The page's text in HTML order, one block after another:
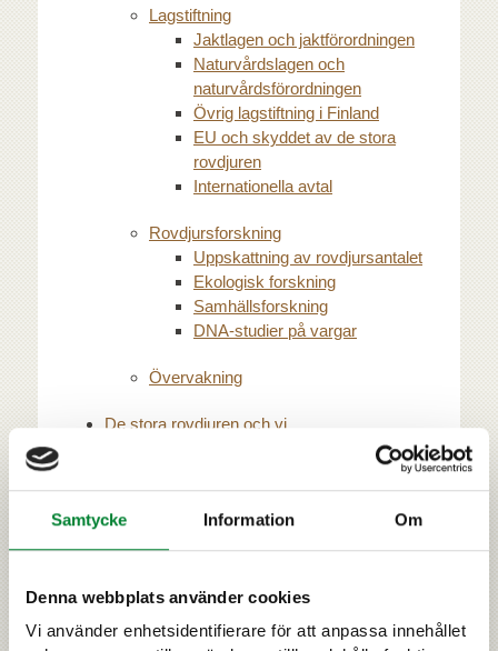
Samtycke Information Om
Denna webbplats använder cookies
Vi använder enhetsidentifierare för att anpassa innehållet
Lagstiftning
Jaktlagen och jaktförordningen
Naturvårdslagen och
naturvårdsförordningen
Övrig lagstiftning i Finland
EU och skyddet av de stora
rovdjuren
Internationella avtal
Rovdjursforskning
Uppskattning av rovdjursantalet
Ekologisk forskning
Samhällsforskning
DNA-studier på vargar
Övervakning
De stora rovdjuren och vi
Att möta en varg
Att möta en järv eller en lo
Inställningen till de stora rovdjuren
Rovdjursturism